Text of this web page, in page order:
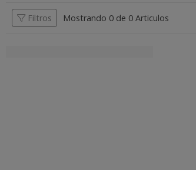
Filtros Mostrando 0 de 0 Articulos